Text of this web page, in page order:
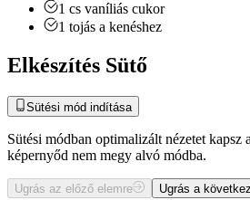
1 cs vaníliás cukor
1 tojás a kenéshez
Elkészítés Sütő
Sütési mód indítása
Sütési módban optimalizált nézetet kapsz
képernyőd nem megy alvó módba.
Ugrás az előző elemre Ugrás a